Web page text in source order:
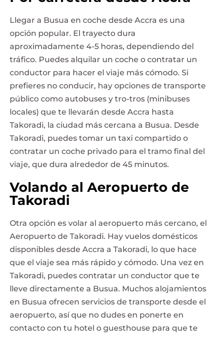
Llegar a Busua en coche desde Accra es una
opción popular. El trayecto dura
aproximadamente 4-5 horas, dependiendo del
tráfico. Puedes alquilar un coche o contratar un
conductor para hacer el viaje más cómodo. Si
prefieres no conducir, hay opciones de transporte
público como autobuses y tro-tros (minibuses
locales) que te llevarán desde Accra hasta
Takoradi, la ciudad más cercana a Busua. Desde
Takoradi, puedes tomar un taxi compartido o
contratar un coche privado para el tramo final del
viaje, que dura alrededor de 45 minutos.
Volando al Aeropuerto de
Takoradi
Otra opción es volar al aeropuerto más cercano, el
Aeropuerto de Takoradi. Hay vuelos domésticos
disponibles desde Accra a Takoradi, lo que hace
que el viaje sea más rápido y cómodo. Una vez en
Takoradi, puedes contratar un conductor que te
lleve directamente a Busua. Muchos alojamientos
en Busua ofrecen servicios de transporte desde el
aeropuerto, así que no dudes en ponerte en
contacto con tu hotel o guesthouse para que te